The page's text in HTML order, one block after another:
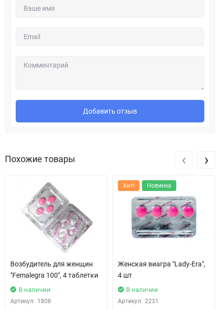
Добавить отзыв
Похожие товары
Возбудитель для женщин
"Femalegra 100", 4 таблетки
В наличии
Артикул: 1808
Хит! Новинка
Женская виагра "Lady-Era",
4 шт
В наличии
Артикул: 2231
‹ ›